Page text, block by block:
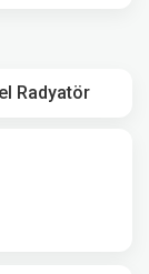
Radyatör